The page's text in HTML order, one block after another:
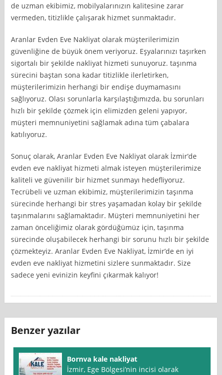
de uzman ekibimiz, mobilyalarınızın kalitesine zarar
vermeden, titizlikle çalışarak hizmet sunmaktadır.
Aranlar Evden Eve Nakliyat olarak müşterilerimizin
güvenliğine de büyük önem veriyoruz. Eşyalarınızı taşırken
sigortalı bir şekilde nakliyat hizmeti sunuyoruz. taşınma
sürecini baştan sona kadar titizlikle ilerletirken,
müşterilerimizin herhangi bir endişe duymamasını
sağlıyoruz. Olası sorunlarla karşılaştığımızda, bu sorunları
hızlı bir şekilde çözmek için elimizden geleni yapıyor,
müşteri memnuniyetini sağlamak adına tüm çabalara
katılıyoruz.
Sonuç olarak, Aranlar Evden Eve Nakliyat olarak İzmir’de
evden eve nakliyat hizmeti almak isteyen müşterilerimize
kaliteli ve güvenilir bir hizmet sunmayı hedefliyoruz.
Tecrübeli ve uzman ekibimiz, müşterilerimizin taşınma
sürecinde herhangi bir stres yaşamadan kolay bir şekilde
taşınmalarını sağlamaktadır. Müşteri memnuniyetini her
zaman önceliğimiz olarak gördüğümüz için, taşınma
sürecinde oluşabilecek herhangi bir sorunu hızlı bir şekilde
çözmekteyiz. Aranlar Evden Eve Nakliyat, İzmir’de en iyi
evden eve nakliyat hizmetini sizlere sunmaktadır. Size
sadece yeni evinizin keyfini çıkarmak kalıyor!
Benzer yazılar
Bornva kale nakliyat
İzmir, Ege Bölgesi’nin incisi olarak